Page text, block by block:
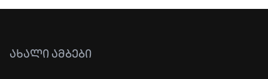
ᲐᲮᲐᲚᲘ ᲐᲛᲑᲔᲑᲘ